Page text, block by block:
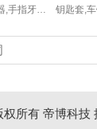
咬咬胶,磨牙器,手指牙胶,硅胶婴儿牙胶
权所有 帝博科技